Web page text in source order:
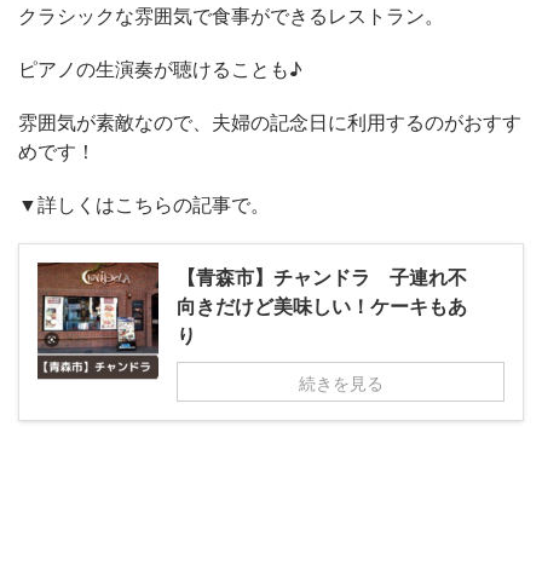
クラシックな雰囲気で食事ができるレストラン。
ピアノの生演奏が聴けることも♪
雰囲気が素敵なので、夫婦の記念日に利用するのがおすす
めです！
▼詳しくはこちらの記事で。
【青森市】チャンドラ 子連れ不
向きだけど美味しい！ケーキもあ
り
続きを見る